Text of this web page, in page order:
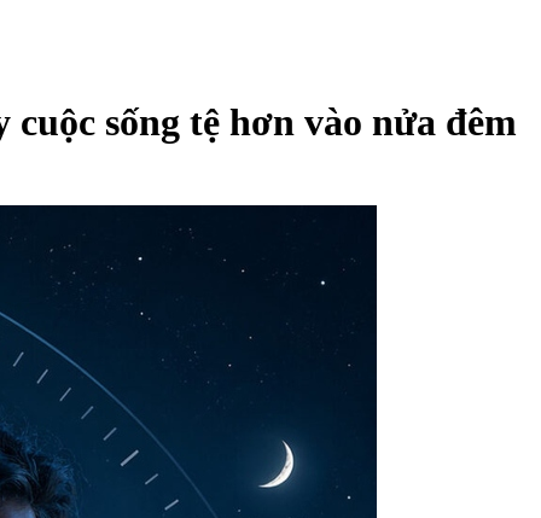
sống tệ hơn vào nửa đêm